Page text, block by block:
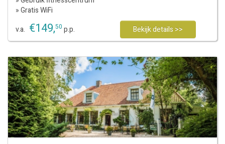
» Gratis WiFi
v.a. €149,50 p.p. Bekijk details >>